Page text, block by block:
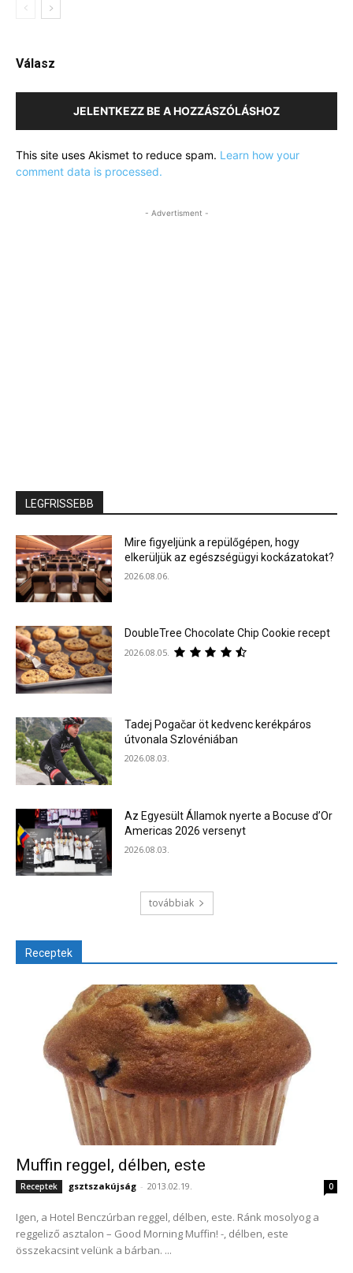
Válasz
JELENTKEZZ BE A HOZZÁSZÓLÁSHOZ
This site uses Akismet to reduce spam. Learn how your
comment data is processed.
- Advertisment -
LEGFRISSEBB
Mire figyeljünk a repülőgépen, hogy
elkerüljük az egészségügyi kockázatokat?
2026.08.06.
DoubleTree Chocolate Chip Cookie recept
2026.08.05.
Tadej Pogačar öt kedvenc kerékpáros
útvonala Szlovéniában
2026.08.03.
Az Egyesült Államok nyerte a Bocuse d’Or
Americas 2026 versenyt
2026.08.03.
továbbiak
Receptek
Muffin reggel, délben, este
Receptek gsztszakújság - 2013.02.19. 0
Igen, a Hotel Benczúrban reggel, délben, este. Ránk mosolyog a
reggeliző asztalon – Good Morning Muffin! -, délben, este
összekacsint velünk a bárban. ...